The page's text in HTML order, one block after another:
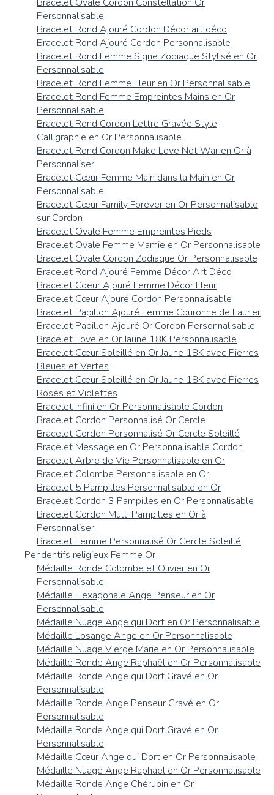
Personnalisable
Bracelet Rond Ajouré Cordon Décor art déco
Bracelet Rond Ajouré Cordon Personnalisable
Bracelet Rond Femme Signe Zodiaque Stylisé en Or
Personnalisable
Bracelet Rond Femme Fleur en Or Personnalisable
Bracelet Rond Femme Empreintes Mains en Or
Personnalisable
Bracelet Rond Cordon Lettre Gravée Style
Calligraphie en Or Personnalisable
Bracelet Rond Cordon Make Love Not War en Or à
Personnaliser
Bracelet Cœur Femme Main dans la Main en Or
Personnalisable
Bracelet Cœur Family Forever en Or Personnalisable
sur Cordon
Bracelet Ovale Femme Empreintes Pieds
Bracelet Ovale Femme Mamie en Or Personnalisable
Bracelet Ovale Cordon Zodiaque Or Personnalisable
Bracelet Rond Ajouré Femme Décor Art Déco
Bracelet Coeur Ajouré Femme Décor Fleur
Bracelet Cœur Ajouré Cordon Personnalisable
Bracelet Papillon Ajouré Femme Couronne de Laurier
Bracelet Papillon Ajouré Or Cordon Personnalisable
Bracelet Love en Or Jaune 18K Personnalisable
Bracelet Cœur Soleillé en Or Jaune 18K avec Pierres
Bleues et Vertes
Bracelet Cœur Soleillé en Or Jaune 18K avec Pierres
Roses et Violettes
Bracelet Infini en Or Personnalisable Cordon
Bracelet Cordon Personnalisé Or Cercle
Bracelet Cordon Personnalisé Or Cercle Soleillé
Bracelet Message en Or Personnalisable Cordon
Bracelet Arbre de Vie Personnalisable en Or
Bracelet Colombe Personnalisable en Or
Bracelet 5 Pampilles Personnalisable en Or
Bracelet Cordon 3 Pampilles en Or Personnalisable
Bracelet Cordon Multi Pampilles en Or à
Personnaliser
Bracelet Femme Personnalisé Or Cercle Soleillé
Pendentifs religieux Femme Or
Médaille Ronde Colombe et Olivier en Or
Personnalisable
Médaille Hexagonale Ange Penseur en Or
Personnalisable
Médaille Nuage Ange qui Dort en Or Personnalisable
Médaille Losange Ange en Or Personnalisable
Médaille Nuage Vierge Marie en Or Personnalisable
Médaille Ronde Ange Raphaël en Or Personnalisable
Médaille Ronde Ange qui Dort Gravé en Or
Personnalisable
Médaille Ronde Ange Penseur Gravé en Or
Personnalisable
Médaille Ronde Ange qui Dort Gravé en Or
Personnalisable
Médaille Cœur Ange qui Dort en Or Personnalisable
Médaille Nuage Ange Raphaël en Or Personnalisable
Médaille Ronde Ange Chérubin en Or